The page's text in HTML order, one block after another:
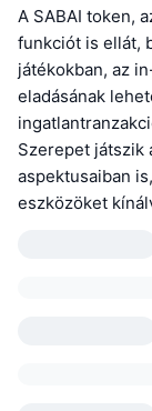
A SABAI token,
funkciót is ellát,
játékokban, az
eladásának
Szerepet játszik
aspektusaiban
eszközöket